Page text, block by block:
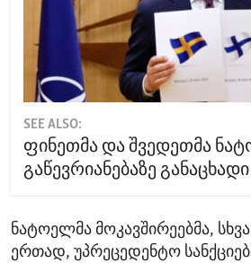
SEE ALSO:
ფინეთმა და შვედეთმა
გაწევრიანებაზე
ნატოელმა მოკავშირეებმა,
ერთად, უპრეცედენტო